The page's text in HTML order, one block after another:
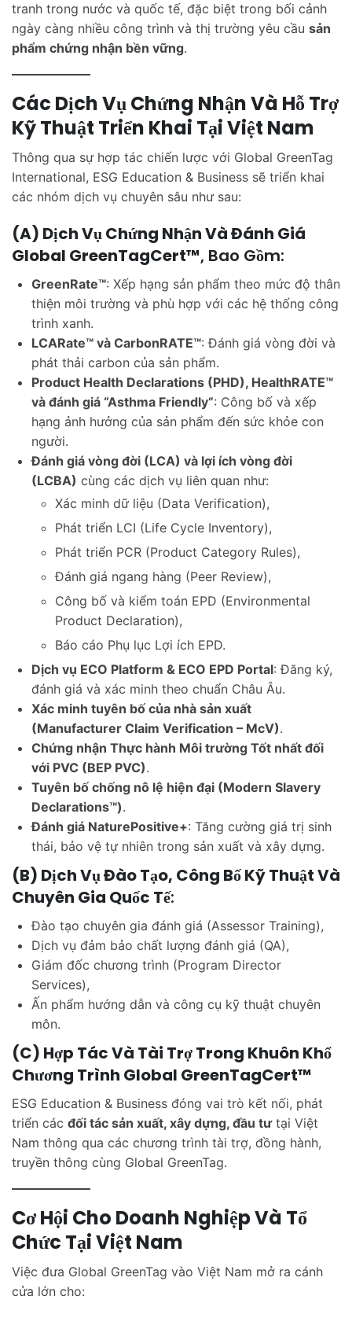
tranh trong nước và quốc tế, đặc biệt trong bối cảnh
ngày càng nhiều công trình và thị trường yêu cầu sản
phẩm chứng nhận bền vững.
Các Dịch Vụ Chứng Nhận Và Hỗ Trợ
Kỹ Thuật Triển Khai Tại Việt Nam
Thông qua sự hợp tác chiến lược với Global GreenTag
International, ESG Education & Business sẽ triển khai
các nhóm dịch vụ chuyên sâu như sau:
(a) Dịch Vụ Chứng Nhận Và Đánh Giá
Global GreenTagCert™, Bao Gồm:
GreenRate™: Xếp hạng sản phẩm theo mức độ thân
thiện môi trường và phù hợp với các hệ thống công
trình xanh.
LCARate™ và CarbonRATE™: Đánh giá vòng đời và
phát thải carbon của sản phẩm.
Product Health Declarations (PHD), HealthRATE™
và đánh giá “Asthma Friendly”: Công bố và xếp
hạng ảnh hưởng của sản phẩm đến sức khỏe con
người.
Đánh giá vòng đời (LCA) và lợi ích vòng đời
(LCBA) cùng các dịch vụ liên quan như:
Xác minh dữ liệu (Data Verification),
Phát triển LCI (Life Cycle Inventory),
Phát triển PCR (Product Category Rules),
Đánh giá ngang hàng (Peer Review),
Công bố và kiểm toán EPD (Environmental
Product Declaration),
Báo cáo Phụ lục Lợi ích EPD.
Dịch vụ ECO Platform & ECO EPD Portal: Đăng ký,
đánh giá và xác minh theo chuẩn Châu Âu.
Xác minh tuyên bố của nhà sản xuất
(Manufacturer Claim Verification – McV).
Chứng nhận Thực hành Môi trường Tốt nhất đối
với PVC (BEP PVC).
Tuyên bố chống nô lệ hiện đại (Modern Slavery
Declarations™).
Đánh giá NaturePositive+: Tăng cường giá trị sinh
thái, bảo vệ tự nhiên trong sản xuất và xây dựng.
(b) Dịch Vụ Đào Tạo, Công Bố Kỹ Thuật Và
Chuyên Gia Quốc Tế:
Đào tạo chuyên gia đánh giá (Assessor Training),
Dịch vụ đảm bảo chất lượng đánh giá (QA),
Giám đốc chương trình (Program Director
Services),
Ấn phẩm hướng dẫn và công cụ kỹ thuật chuyên
môn.
(c) Hợp Tác Và Tài Trợ Trong Khuôn Khổ
Chương Trình Global GreenTagCert™
ESG Education & Business đóng vai trò kết nối, phát
triển các đối tác sản xuất, xây dựng, đầu tưtại Việt
Nam thông qua các chương trình tài trợ, đồng hành,
truyền thông cùng Global GreenTag.
Cơ Hội Cho Doanh Nghiệp Và Tổ
Chức Tại Việt Nam
Việc đưa Global GreenTag vào Việt Nam mở ra cánh
cửa lớn cho: